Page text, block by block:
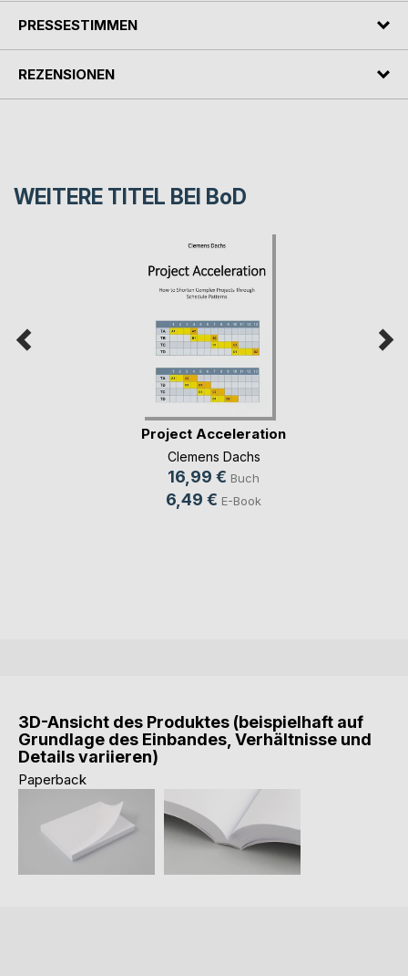
PRESSESTIMMEN
REZENSIONEN
WEITERE TITEL BEI BoD
Project Acceleration
Clemens Dachs
16,99 € Buch
6,49 € E-Book
3D-Ansicht des Produktes (beispielhaft auf
Grundlage des Einbandes, Verhältnisse und
Details variieren)
Paperback